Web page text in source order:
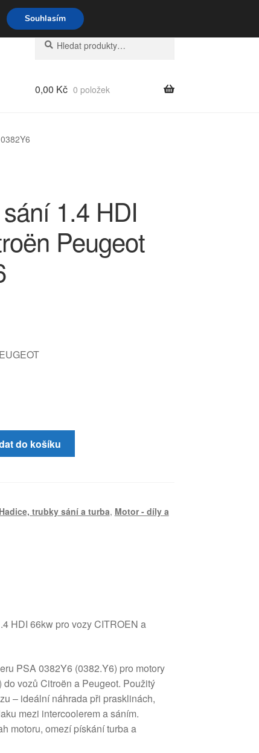
9-16 704 494 494
Hledat:
Hledat
0,00 Kč 0 položek
1.4 HDI
Peugeot
do košíku
Hadice, trubky sání a turba, Motor - díly a
HDI 66kw pro vozy CITROEN a
PSA 0382Y6 (0382.Y6) pro motory
vozů Citroën a Peugeot. Použitý
– ideální náhrada při prasklinách,
mezi intercoolerem a sáním.
motoru, omezí pískání turba a
Souhlasím